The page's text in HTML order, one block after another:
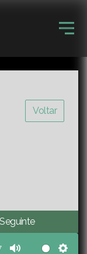
Voltar
Seguinte